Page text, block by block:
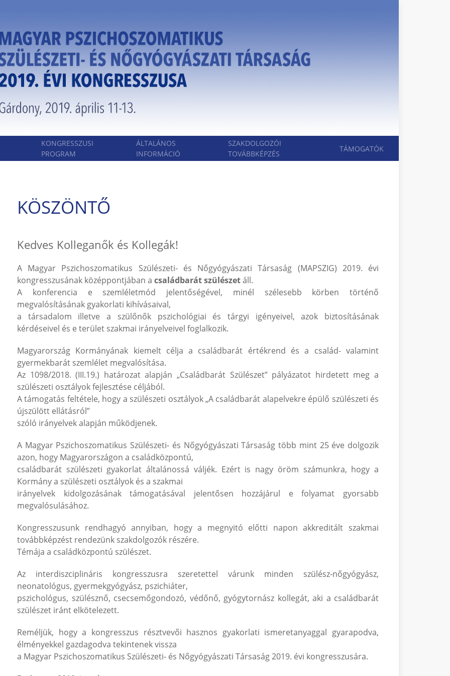
KONGRESSZUSI
PROGRAM
ÁLTALÁNOS
INFORMÁCIÓ
SZAKDOLGOZÓI
TOVÁBBKÉPZÉS
TÁMOGATÓK
KÖSZÖNTŐ
Kedves Kolleganők és Kollegák!
A Magyar Pszichoszomatikus Szülészeti- és Nőgyógyászati Társaság (MAPSZIG) 2019. évi
kongresszusának középpontjában a családbarát szülészetáll.
A konferencia e szemléletmód jelentőségével, minél szélesebb körben történő
megvalósításának gyakorlati kihívásaival,
a társadalom illetve a szülőnők pszichológiai és tárgyi igényeivel, azok biztosításának
kérdéseivel és e terület szakmai irányelveivel foglalkozik.
Magyarország Kormányának kiemelt célja a családbarát értékrend és a család- valamint
gyermekbarát szemlélet megvalósítása.
Az 1098/2018. (III.19.) határozat alapján „Családbarát Szülészet” pályázatot hirdetett meg a
szülészeti osztályok fejlesztése céljából.
A támogatás feltétele, hogy a szülészeti osztályok „A családbarát alapelvekre épülő szülészeti és
újszülött ellátásról”
szóló irányelvek alapján működjenek.
A Magyar Pszichoszomatikus Szülészeti- és Nőgyógyászati Társaság több mint 25 éve dolgozik
azon, hogy Magyarországon a családközpontú,
családbarát szülészeti gyakorlat általánossá váljék. Ezért is nagy öröm számunkra, hogy a
Kormány a szülészeti osztályok és a szakmai
irányelvek kidolgozásának támogatásával jelentősen hozzájárul e folyamat gyorsabb
megvalósulásához.
Kongresszusunk rendhagyó annyiban, hogy a megnyitó előtti napon akkreditált szakmai
továbbképzést rendezünk szakdolgozók részére.
Témája a családközpontú szülészet.
Az interdiszciplináris kongresszusra szeretettel várunk minden szülész-nőgyógyász,
neonatológus, gyermekgyógyász, pszichiáter,
pszichológus, szülésznő, csecsemőgondozó, védőnő, gyógytornász kollegát, aki a családbarát
szülészet iránt elkötelezett.
Reméljük, hogy a kongresszus résztvevői hasznos gyakorlati ismeretanyaggal gyarapodva,
élményekkel gazdagodva tekintenek vissza
a Magyar Pszichoszomatikus Szülészeti- és Nőgyógyászati Társaság 2019. évi kongresszusára.